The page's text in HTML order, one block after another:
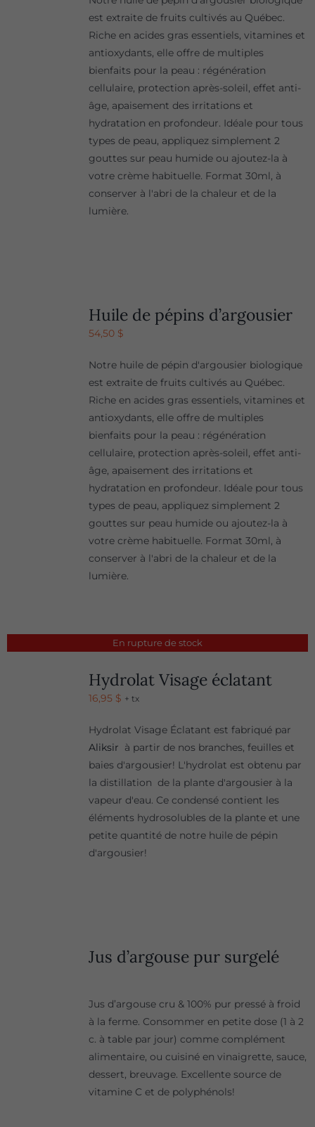
est extraite de fruits cultivés au Québec.
Riche en acides gras essentiels, vitamines et
antioxydants, elle offre de multiples
bienfaits pour la peau : régénération
cellulaire, protection après-soleil, effet anti-
âge, apaisement des irritations et
hydratation en profondeur. Idéale pour tous
types de peau, appliquez simplement 2
gouttes sur peau humide ou ajoutez-la à
votre crème habituelle. Format 30ml, à
conserver à l'abri de la chaleur et de la
lumière.
Huile de pépins d’argousier
54,50 $
Notre huile de pépin d'argousier biologique
est extraite de fruits cultivés au Québec.
Riche en acides gras essentiels, vitamines et
antioxydants, elle offre de multiples
bienfaits pour la peau : régénération
cellulaire, protection après-soleil, effet anti-
âge, apaisement des irritations et
hydratation en profondeur. Idéale pour tous
types de peau, appliquez simplement 2
gouttes sur peau humide ou ajoutez-la à
votre crème habituelle. Format 30ml, à
conserver à l'abri de la chaleur et de la
lumière.
En rupture de stock
Hydrolat Visage éclatant
16,95 $ + tx
Hydrolat Visage Éclatant est fabriqué par
Aliksir à partir de nos branches, feuilles et
baies d'argousier! L'hydrolat est obtenu par
la distillation de la plante d'argousier à la
vapeur d'eau. Ce condensé contient les
éléments hydrosolubles de la plante et une
petite quantité de notre huile de pépin
d'argousier!
Jus d’argouse pur surgelé
Jus d’argouse cru & 100% pur pressé à froid
à la ferme. Consommer en petite dose (1 à 2
c. à table par jour) comme complément
alimentaire, ou cuisiné en vinaigrette, sauce,
dessert, breuvage. Excellente source de
vitamine C et de polyphénols!